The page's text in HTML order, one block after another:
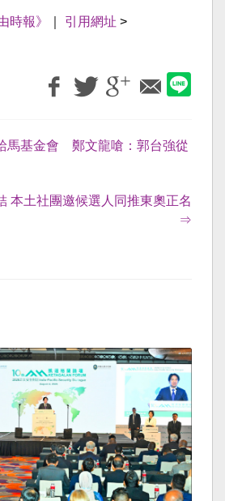
時報》 引用網址 >
馬基金會 鄭文龍嗆：郭台強從
本土社團邀候選人同推東奧正名
⇒